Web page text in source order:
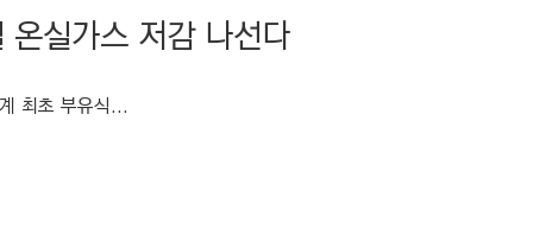
실가스 저감 나선다
최초 부유식...